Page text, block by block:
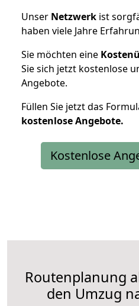
Unser Netzwerk ist
haben viele Jahre
Sie möchten eine
Sie sich jetzt kostenlose
Angebote.
Füllen Sie jetzt das
kostenloseAngebote.
Kostenlose
Routenplanung
den Umzug